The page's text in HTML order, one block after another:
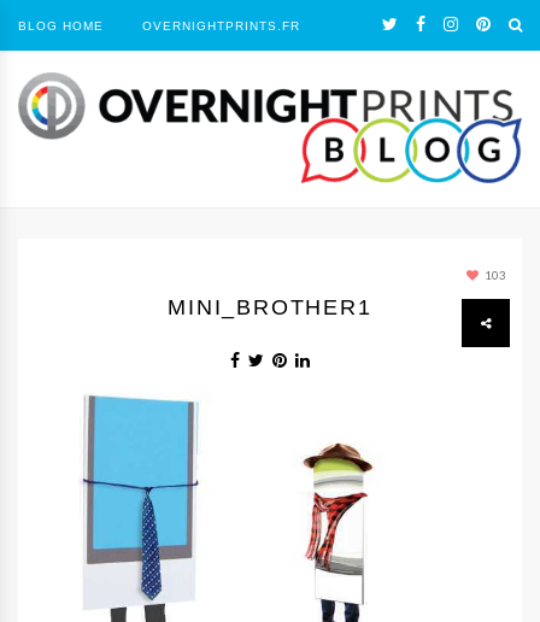
BLOG HOME OVERNIGHTPRINTS.FR
103
MINI_BROTHER1